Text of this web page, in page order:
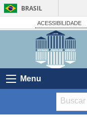
BRASIL
ACESSIBILIDADE
Menu